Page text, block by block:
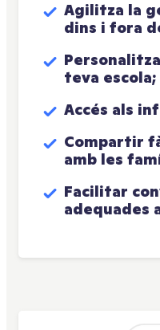
Agilitza la
dins i fora
teva escola;
Accés als
Compartir
amb les
Facilitar
adequades